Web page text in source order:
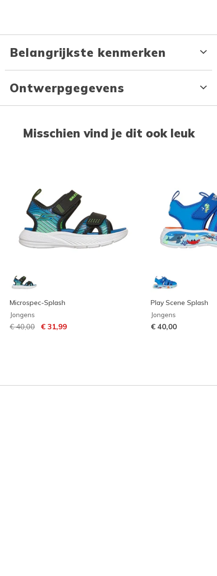
Belangrijkste kenmerken
Ontwerpgegevens
Misschien vind je dit ook leuk
Microspec-Splash
Jongens
Prijs verlaagd van
€ 40,00 naar
€ 31,99
Play Scene Splash
Jongens
€ 40,00